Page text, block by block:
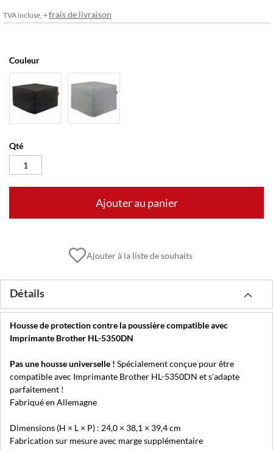
TVA incluse, +frais de livraison
Couleur
Qté
Ajouter au panier
Ajouter à la liste de souhaits
Détails
Housse de protection contre la poussière compatible avec
Imprimante Brother HL-5350DN
Pas une housse universelle ! Spécialement conçue pour être
compatible avec Imprimante Brother HL-5350DN et s'adapte
parfaitement !
Fabriqué en Allemagne
Dimensions (H × L × P) : 24,0 × 38,1 × 39,4 cm
Fabrication sur mesure avec marge supplémentaire